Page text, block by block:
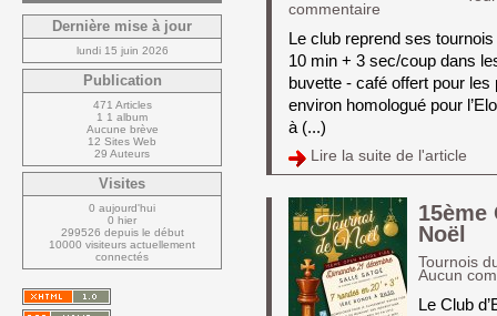
commentaire
Le club reprend ses
10 min + 3 sec/coup dans
buvette - café offert pour
environ homologué pour
à (...)
Lire la suite de l'article
15ème
Noël
Tournois
Aucun
Le Club
Dernière mise à jour
lundi 15 juin 2026
Publication
471 Articles
1 1 album
Aucune brève
12 Sites Web
29 Auteurs
Visites
0 aujourd'hui
0 hier
299526 depuis le début
10000 visiteurs actuellement
connectés